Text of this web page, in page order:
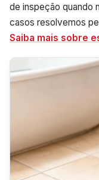
de inspeção quando
casos resolvemos
Saiba mais sobre